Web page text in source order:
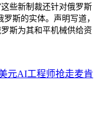
些新制裁还针对俄罗斯
斯的实体。声明写道，
斯为其和平机械供给资
元AI工程师抢走麦肯